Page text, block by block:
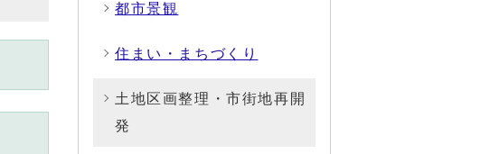
都市景観
住まい・まちづくり
土地区画整理・市街地再開
発